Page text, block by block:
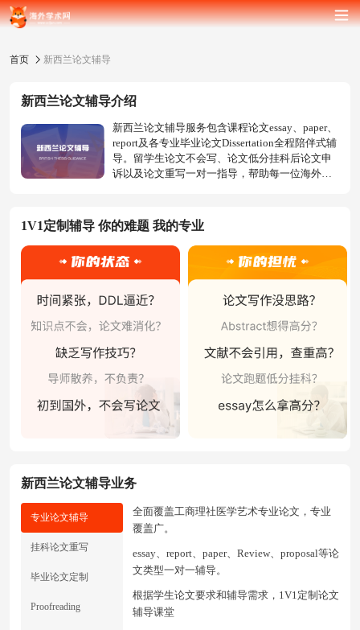
首页 新西兰论文辅导
新西兰论文辅导介绍
新西兰论文辅导服务包含课程论文essay、paper、
report及各专业毕业论文Dissertation全程陪伴式辅
导。留学生论文不会写、论文低分挂科后论文申
诉以及论文重写一对一指导，帮助每一位海外留
1V1定制辅导 你的难题 我的专业
新西兰论文辅导业务
专业论文辅导
挂科论文重写
毕业论文定制
Proofreading
全面覆盖工商理社医学艺术专业论文，专业
覆盖广。
essay、report、paper、Review、proposal等论
文类型一对一辅导。
根据学生论文要求和辅导需求，1V1定制论文
辅导课堂